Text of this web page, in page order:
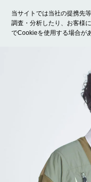
当サイトでは当社の提携先
調査・分析したり、お客様
でCookieを使用する場合が
ホーム モデル募集